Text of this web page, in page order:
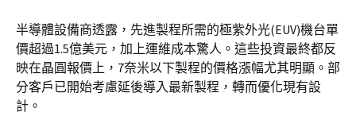
半導體設備商透露，先進製程所需的極紫外光(EUV)機台單
價超過1.5億美元，加上運維成本驚人。這些投資最終都反
映在晶圓報價上，7奈米以下製程的價格漲幅尤其明顯。部
分客戶已開始考慮延後導入最新製程，轉而優化現有設
計。